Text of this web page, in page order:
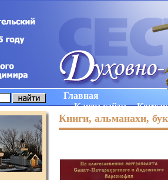
Главная
Карта сайта
Книги, альманахи,